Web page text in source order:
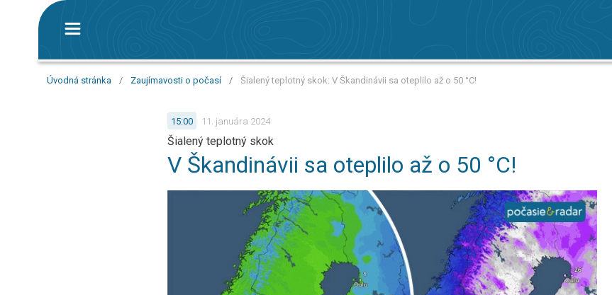
Úvodná stránka / Zaujímavosti o počasí / Šialený teplotný skok: V Škandinávii sa oteplilo až o 50 °C!
15:00 11. januára 2024
Šialený teplotný skok
V Škandinávii sa oteplilo až o 50 °C!